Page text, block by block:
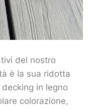
del nostro
è la sua ridotta
in legno
colorazione,